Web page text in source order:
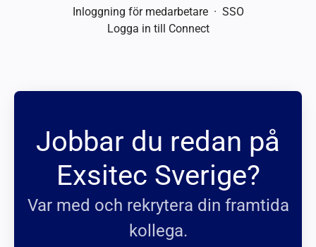
Inloggning för medarbetare · SSO
Logga in till Connect
Jobbar du redan på
Exsitec Sverige?
Var med och rekrytera din framtida
kollega.